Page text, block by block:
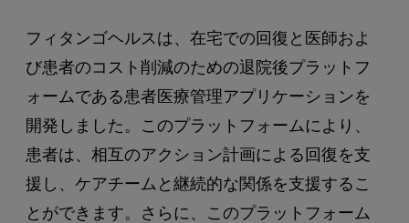
フィタンゴヘルスは、在宅での回復と医師およ
び患者のコスト削減のための退院後プラットフ
ォームである患者医療管理アプリケーションを
開発しました。このプラットフォームにより、
患者は、相互のアクション計画による回復を支
援し、ケアチームと継続的な関係を支援するこ
とができます。さらに、このプラットフォーム